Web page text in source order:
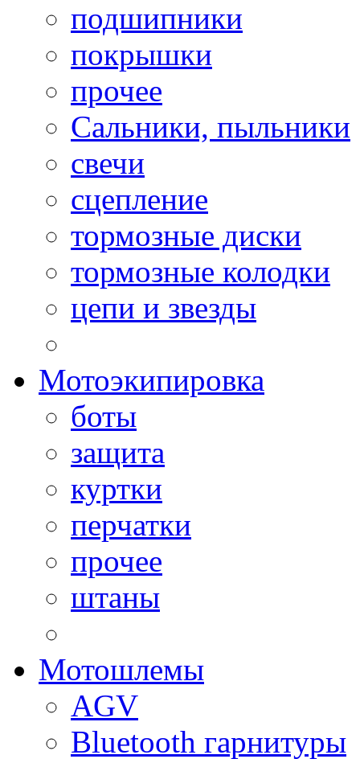
подшипники
покрышки
прочее
Сальники, пыльники
свечи
сцепление
тормозные диски
тормозные колодки
цепи и звезды
Мотоэкипировка
боты
защита
куртки
перчатки
прочее
штаны
Мотошлемы
AGV
Bluetooth гарнитуры